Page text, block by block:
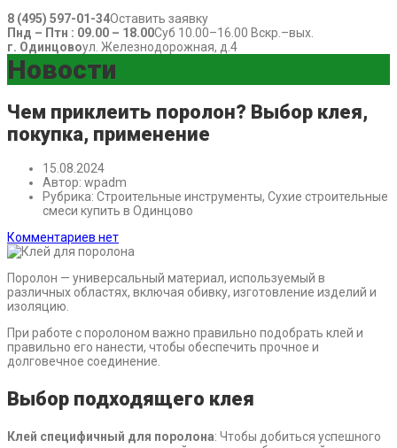
8 (495) 597-01-34Оставить заявку
Пнд – Птн : 09.00 – 18.00Суб 10.00–16.00 Вскр.–вых.
г. Одинцовоул. Железнодорожная, д.4
Новости
Чем приклеить поролон? Выбор клея,
покупка, применение
15.08.2024
Автор: wpadm
Рубрика: Строительные инструменты, Сухие строительные
смеси купить в Одинцово
Комментариев нет
Поролон — универсальный материал, используемый в
различных областях, включая обивку, изготовление изделий и
изоляцию.
При работе с поролоном важно правильно подобрать клей и
правильно его нанести, чтобы обеспечить прочное и
долговечное соединение.
Выбор подходящего клея
Клей специфичный для поролона: Чтобы добиться успешного